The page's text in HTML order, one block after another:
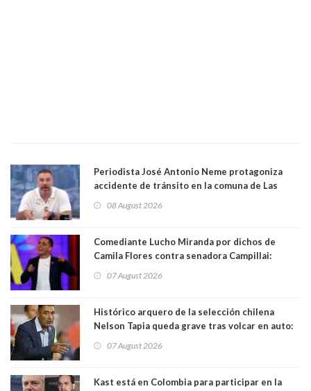
Periodista José Antonio Neme protagoniza
accidente de tránsito en la comuna de Las
08 August 2026
Comediante Lucho Miranda por dichos de
Camila Flores contra senadora Campillai:
forma de quitar dignidad"
07 August 2026
Histórico arquero de la selección chilena
Nelson Tapia queda grave tras volcar en auto:
07 August 2026
Kast está en Colombia para participar en la